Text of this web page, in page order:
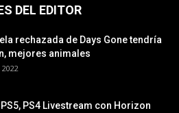
DEL EDITOR
rechazada de Days Gone tendría
mejores animales
PS4 Livestream con Horizon